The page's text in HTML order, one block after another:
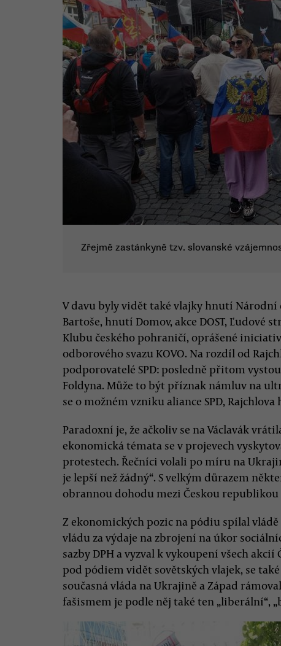
Zřejmě zastánkyně tzv. slovanské
V davu byly vidět také vlajky hnutí
Bartoše, hnutí Domov, akce DOST, Ľudové
Klubu českého pohraničí, oprášené
odborového svazu KOVO. Na rozdíl od
podporovatelé SPD: posledně přitom
Foldyna. Může to být příznak námluv na
se o možném vzniku aliance SPD,
Paradoxní je, že ačkoliv se na Václavák
ekonomická témata se v projevech
protestech. Řečníci volali po míru na
je lepší než žádný“. S velkým důrazem
obrannou dohodu mezi Českou republikou
Z ekonomických pozic na pódiu spílal
vládu za výdaje na zbrojení na úkor
sazby DPH a vyzval k vykoupení všech
pod pódiem vidět sovětských vlajek, se
současná vláda na Ukrajině a Západ
fašismem je podle něj také ten „liberální“,